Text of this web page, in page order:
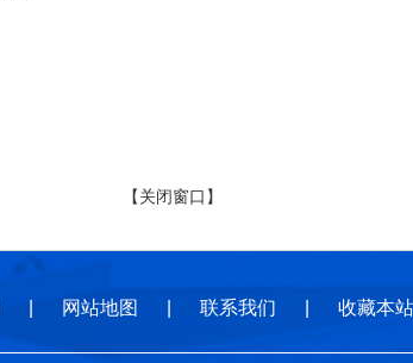
【关闭窗口】
网站地图 联系我们 收藏本站